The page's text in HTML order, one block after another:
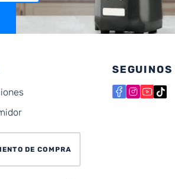
DE COMPRA
SEGUINOS